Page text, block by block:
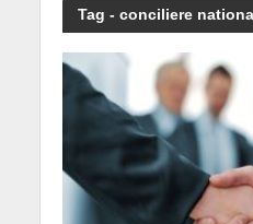
Tag - conciliere